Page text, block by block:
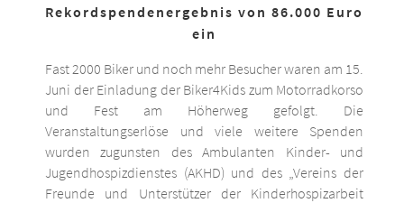
Rekordspendenergebnis von 86.000 Euro
ein
Fast 2000 Biker und noch mehr Besucher waren am 15.
Juni der Einladung der Biker4Kids zum Motorradkorso
und Fest am Höherweg gefolgt. Die
Veranstaltungserlöse und viele weitere Spenden
wurden zugunsten des Ambulanten Kinder- und
Jugendhospizdienstes (AKHD) und des „Vereins der
Freunde und Unterstützer der Kinderhospizarbeit